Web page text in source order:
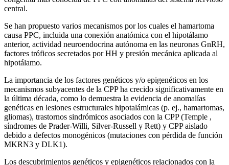
central.
Se han propuesto varios mecanismos por los cuales el hamartoma
causa PPC, incluida una conexión anatómica con el hipotálamo
anterior, actividad neuroendocrina autónoma en las neuronas GnRH,
factores tróficos secretados por HH y presión mecánica aplicada al
hipotálamo.
La importancia de los factores genéticos y/o epigenéticos en los
mecanismos subyacentes de la CPP ha crecido significativamente en
la última década, como lo demuestra la evidencia de anomalías
genéticas en lesiones estructurales hipotalámicas (p. ej., hamartomas,
gliomas), trastornos sindrómicos asociados con la CPP (Temple ,
síndromes de Prader-Willi, Silver-Russell y Rett) y CPP aislado
debido a defectos monogénicos (mutaciones con pérdida de función
MKRN3 y DLK1).
Los descubrimientos genéticos y epigenéticos relacionados con la